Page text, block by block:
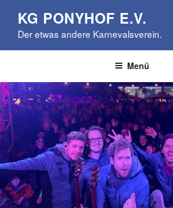
springen
KG PONYHOF E.V.
Der etwas andere Karnevalsverein.
Menü